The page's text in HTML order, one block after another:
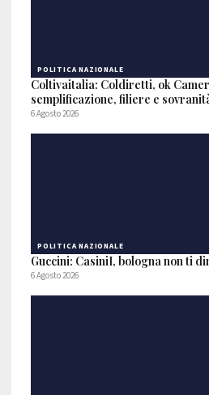
POLITICA NAZIONALE
Coltivaitalia: Coldiretti, ok
semplificazione, filiere e
6 Agosto 2026
POLITICA NAZIONALE
Guccini: CasiniI, bologna non ti
6 Agosto 2026